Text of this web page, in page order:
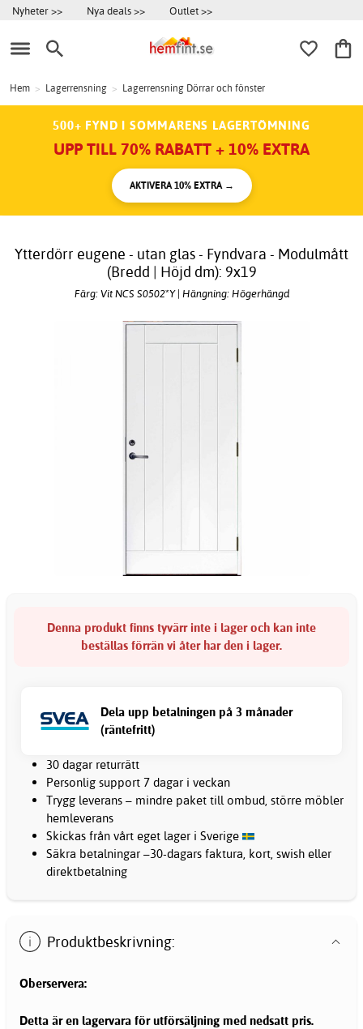
Nyheter >> Nya deals >> Outlet >>
Hem > Lagerrensning > Lagerrensning Dörrar och fönster
500+ FYND I SOMMARENS LAGERTÖMNING
UPP TILL 70% RABATT + 10% EXTRA
AKTIVERA 10% EXTRA →
Ytterdörr eugene - utan glas - Fyndvara - Modulmått
(Bredd | Höjd dm): 9x19
Färg: Vit NCS S0502*Y | Hängning: Högerhängd
Denna produkt finns tyvärr inte i lager och kan inte
beställas förrän vi åter har den i lager.
Dela upp betalningen på 3 månader
(räntefritt)
30 dagar returrätt
Personlig support 7 dagar i veckan
Trygg leverans – mindre paket till ombud, större möbler
hemleverans
Skickas från vårt eget lager i Sverige
Säkra betalningar –30-dagars faktura, kort, swish eller
direktbetalning
Produktbeskrivning:
Oberservera:
Detta är en lagervara för utförsäljning med nedsatt pris.